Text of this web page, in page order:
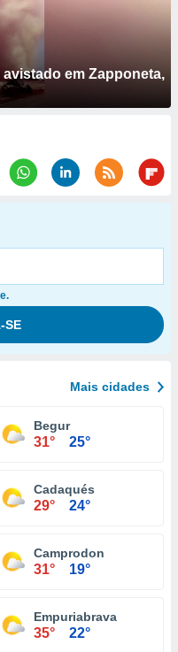
em Zapponeta,
Mais cidades
Begur
31° 25°
Cadaqués
29° 24°
Camprodon
31° 19°
Empuriabrava
35° 22°